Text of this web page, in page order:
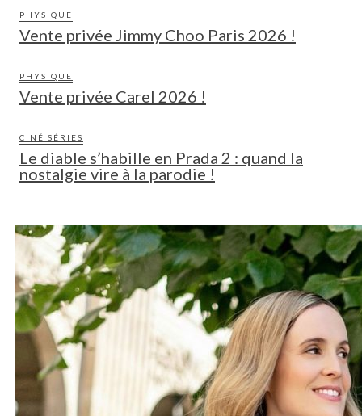
PHYSIQUE
Vente privée Jimmy Choo Paris 2026 !
PHYSIQUE
Vente privée Carel 2026 !
CINÉ SÉRIES
Le diable s’habille en Prada 2 : quand la
nostalgie vire à la parodie !